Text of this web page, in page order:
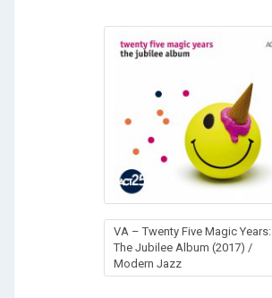
VA – Twenty Five Magic Years:
The Jubilee Album (2017) /
Modern Jazz